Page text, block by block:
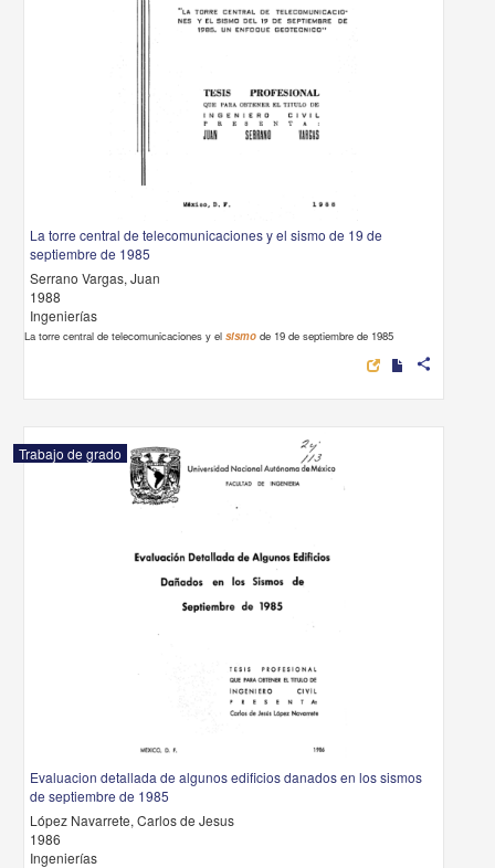
La torre central de telecomunicaciones y el sismo de 19 de
septiembre de 1985
Serrano Vargas, Juan
1988
Ingenierías
La torre central de telecomunicaciones y elsismo de 19 de septiembre de 1985
share
Trabajo de grado
Evaluacion detallada de algunos edificios danados en los sismos
de septiembre de 1985
López Navarrete, Carlos de Jesus
1986
Ingenierías